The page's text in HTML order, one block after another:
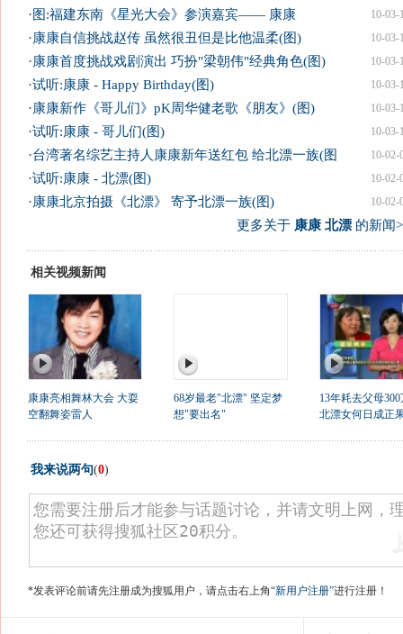
10-03-
· 图:福建东南《星光大会》参演嘉宾—— 康康
10-03-
·康康自信挑战赵传 虽然很丑但是比他温柔(图)
10-03-
·康康首度挑战戏剧演出 巧扮"梁朝伟"经典角色(图)
10-03-
·试听:康康 - Happy Birthday(图)
10-03-
·康康新作《哥儿们》pK周华健老歌《朋友》(图)
10-03-
·试听:康康 - 哥儿们(图)
10-02-
·台湾著名综艺主持人康康新年送红包 给北漂一族(图
10-02-
·试听:康康 - 北漂(图)
10-02-
·康康北京拍摄《北漂》 寄予北漂一族(图)
更多关于 康康 北漂的新闻
相关视频新闻
康康亮相舞林大会 大耍
空翻舞姿雷人
68岁最老"北漂" 坚定梦
想"要出名"
13年耗去父母300
北漂女何日成正
我来说两句(0)
*发表评论前请先注册成为搜狐用户，请点击右上角“新用户注册”进行注册！